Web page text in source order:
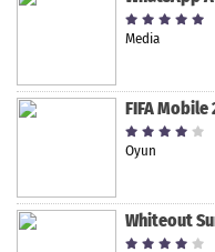
Media
Oyun